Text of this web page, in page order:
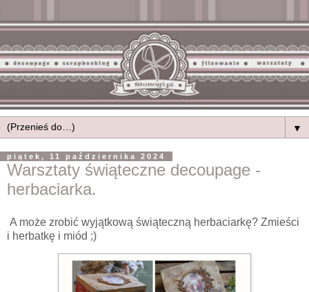
▼
piątek, 11 października 2024
Warsztaty świąteczne decoupage -
herbaciarka.
A może zrobić wyjątkową świąteczną herbaciarkę? Zmieści
i herbatkę i miód ;)